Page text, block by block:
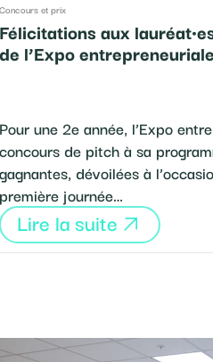
Concours et prix
Félicitations aux
de l’Expo
Pour une 2e année, l’Expo
concours de pitch à sa
gagnantes, dévoilées à
première journée…
Lire la suite